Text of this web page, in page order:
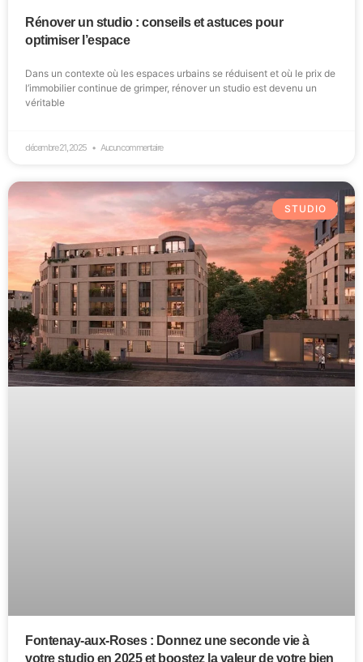
Rénover un studio : conseils et astuces pour
optimiser l’espace
Dans un contexte où les espaces urbains se réduisent et où le prix de
l’immobilier continue de grimper, rénover un studio est devenu un
véritable
décembre 21, 2025 Aucun commentaire
STUDIO
Fontenay-aux-Roses : Donnez une seconde vie à
votre studio en 2025 et boostez la valeur de votre bien